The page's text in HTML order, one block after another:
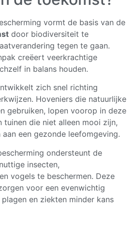
vormt de basis van de
door biodiversiteit te
tegen te gaan.
creëert veerkrachtige
in balans houden.
zich snel richting
Hoveniers die natuurlijke
gebruiken, lopen voorop in deze
tuinen die niet alleen mooi zijn,
een gezonde leefomgeving.
ondersteunt de
insecten,
vogels te beschermen. Deze
voor een evenwichtig
en ziekten minder kans